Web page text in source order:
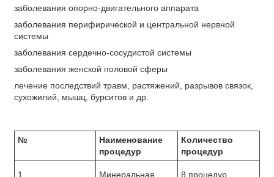
заболевания опорно-двигательного аппарата
заболевания перифирической и центральной нервной
системы
заболевания сердечно-сосудистой системы
заболевания женской половой сферы
лечение последствий травм, растяжений, разрывов связок,
сухожилий, мышц, бурситов и др.
№
Наименование
процедур
Количество
процедур
1
Минеральная
8 процедур